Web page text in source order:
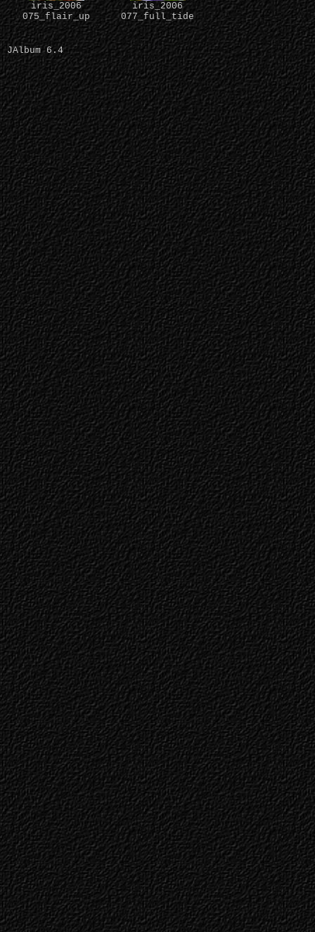
iris_2006
075_flair_up
iris_2006
077_full_tide
JAlbum 6.4